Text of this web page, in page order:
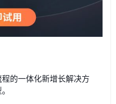
的一体化新增长解决方